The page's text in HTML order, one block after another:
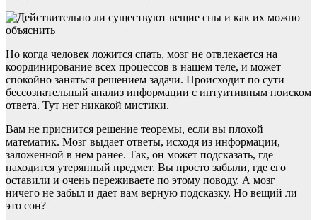
Но когда человек ложится спать, мозг не отвлекается на
координирование всех процессов в нашем теле, и может
спокойно заняться решением задачи. Происходит по сути
бессознательный анализ информации с интуитивным поиском
ответа. Тут нет никакой мистики.
Вам не приснится решение теоремы, если вы плохой
математик. Мозг выдает ответы, исходя из информации,
заложенной в нем ранее. Так, он может подсказать, где
находится утерянный предмет. Вы просто забыли, где его
оставили и очень переживаете по этому поводу. А мозг
ничего не забыл и дает вам верную подсказку. Но вещий ли
это сон?